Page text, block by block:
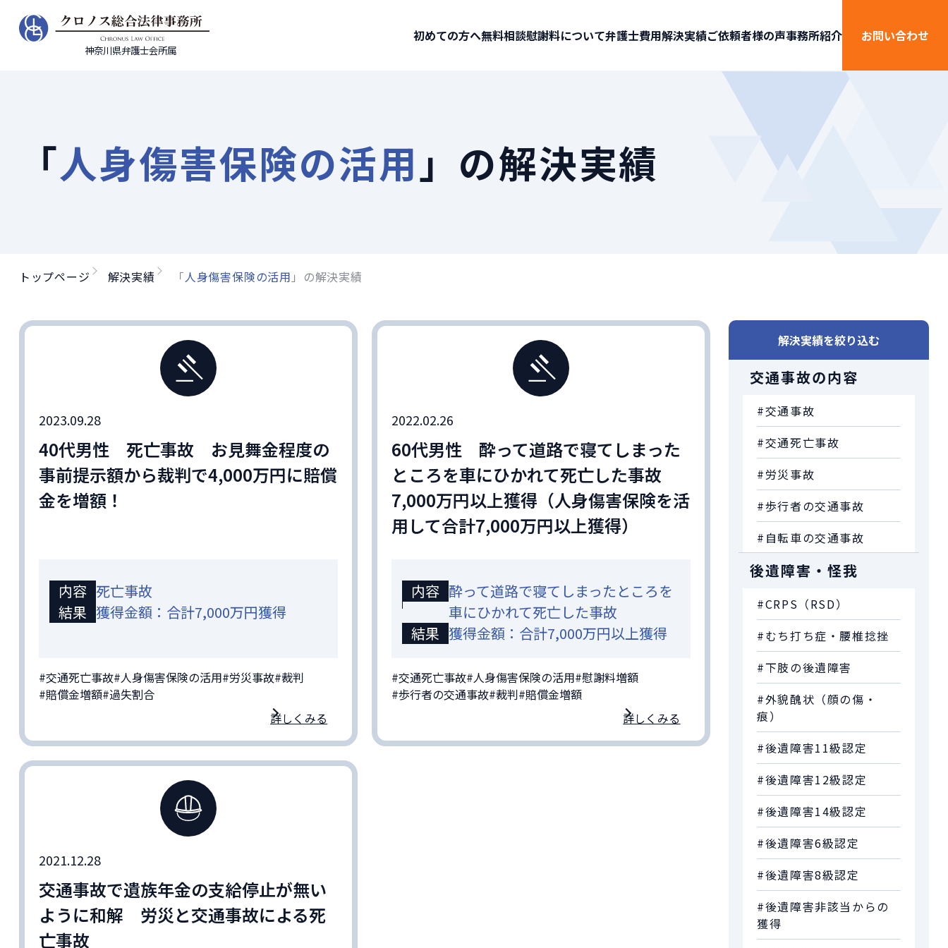
神奈川県弁護士会所属
初めての方へ無料相談慰謝料について弁護士費用解決実績ご依頼者様の声事務所紹介 お問い合わせ
「人身傷害保険の活用 」の解決実績
トップページ 解決実績 「人身傷害保険の活用 」の解決実績
2023.09.28
40代男性 死亡事故 お見舞金程度の
事前提示額から裁判で4,000万円に賠償
金を増額！
内容 死亡事故
結果 獲得金額：合計7,000万円獲得
#交通死亡事故#人身傷害保険の活用#労災事故#裁判
#賠償金増額#過失割合
詳しくみる
2022.02.26
60代男性 酔って道路で寝てしまった
ところを車にひかれて死亡した事故
7,000万円以上獲得（人身傷害保険を活
用して合計7,000万円以上獲得）
内容 酔って道路で寝てしまったところを
車にひかれて死亡した事故
結果 獲得金額：合計7,000万円以上獲得
#交通死亡事故#人身傷害保険の活用#慰謝料増額
#歩行者の交通事故#裁判#賠償金増額
詳しくみる
2021.12.28
交通事故で遺族年金の支給停止が無い
ように和解 労災と交通事故による死
亡事故
解決実績を絞り込む
交通事故の内容
#交通事故
#交通死亡事故
#労災事故
#歩行者の交通事故
#自転車の交通事故
後遺障害・怪我
#CRPS（RSD）
#むち打ち症・腰椎捻挫
#下肢の後遺障害
#外貌醜状（顔の傷・
痕）
#後遺障害11級認定
#後遺障害12級認定
#後遺障害14級認定
#後遺障害6級認定
#後遺障害8級認定
#後遺障害非該当からの
獲得